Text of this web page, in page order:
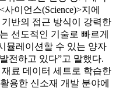
이언스(Science)>지에
반의 접근 방식이 강력한
선도적인 기술로 빠르게
뮬레이션할 수 있는 양자
전하고 있다”고 말했다.
료 데이터 세트로 학습한
용한 신소재 개발 분야에